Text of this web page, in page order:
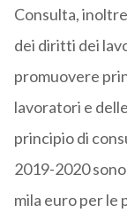
Consulta,
dei diritti dei
promuovere
lavoratori e
principio di
2019-2020
mila euro per le